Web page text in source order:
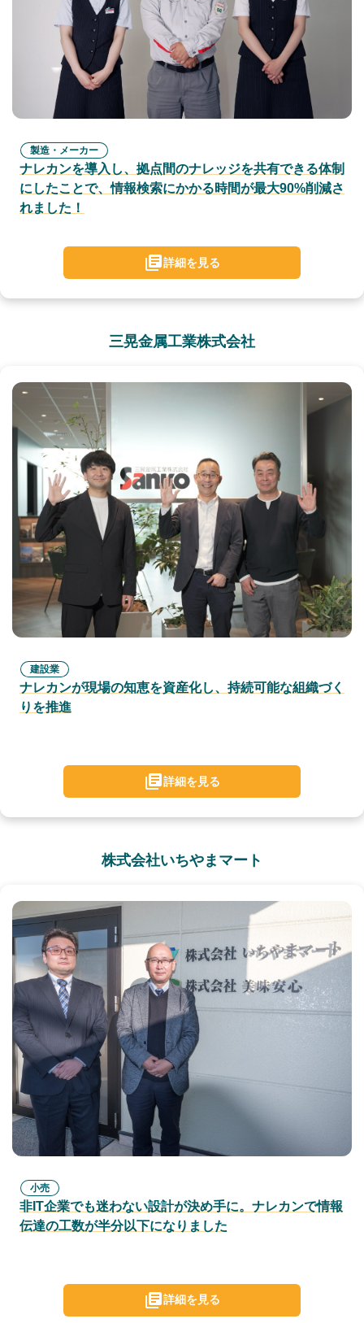
製造・メーカー
ナレカンを導入し、拠点間のナレッジを共有できる体制
にしたことで、情報検索にかかる時間が最大90%削減さ
れました！
詳細を見る
三晃金属工業株式会社
建設業
ナレカンが現場の知恵を資産化し、持続可能な組織づく
りを推進
詳細を見る
株式会社いちやまマート
小売
非IT企業でも迷わない設計が決め手に。ナレカンで情報
伝達の工数が半分以下になりました
詳細を見る